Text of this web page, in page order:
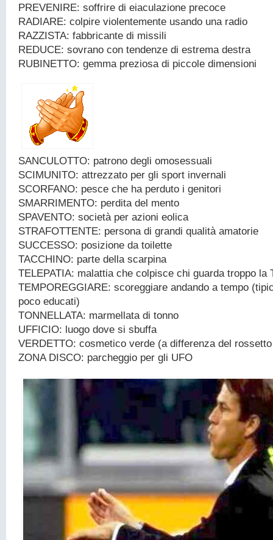
PREVENIRE: soffrire di eiaculazione precoce
RADIARE: colpire violentemente usando una radio
RAZZISTA: fabbricante di missili
REDUCE: sovrano con tendenze di estrema destra
RUBINETTO: gemma preziosa di piccole dimensioni
SANCULOTTO: patrono degli omosessuali
SCIMUNITO: attrezzato per gli sport invernali
SCORFANO: pesce che ha perduto i genitori
SMARRIMENTO: perdita del mento
SPAVENTO: società per azioni eolica
STRAFOTTENTE: persona di grandi qualità amatorie
SUCCESSO: posizione da toilette
TACCHINO: parte della scarpina
TELEPATIA: malattia che colpisce chi guarda troppo la
TEMPOREGGIARE: scoreggiare andando a tempo
poco educati)
TONNELLATA: marmellata di tonno
UFFICIO: luogo dove si sbuffa
VERDETTO: cosmetico verde (a differenza del
ZONA DISCO: parcheggio per gli UFO